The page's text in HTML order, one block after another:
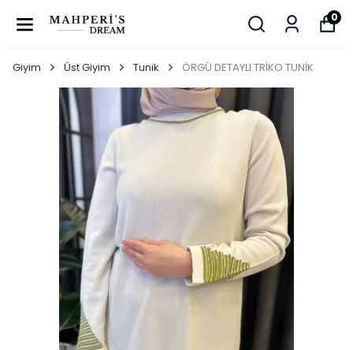
0
Giyim Üst Giyim Tunik ÖRGÜ DETAYLI TRİKO TUNİK